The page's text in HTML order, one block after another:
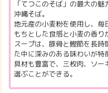
「てつこのそば」の最大の
沖縄そば。
地元産の小麦粉を使用し、毎
もちとした食感と小麦の香り
スープは、豚骨と鰹節を長
た中に深みのある味わいが特
具材も豊富で、三枚肉、ソ
選ぶことができる。